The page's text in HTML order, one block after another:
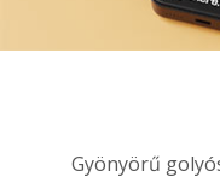
Gyönyörű